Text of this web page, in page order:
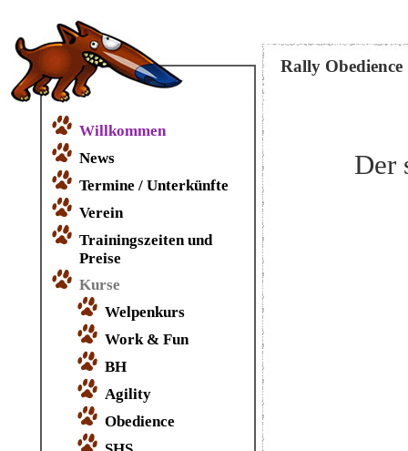
Willkommen
News
Termine / Unterkünfte
Verein
Trainingszeiten und
Preise
Kurse
Welpenkurs
Work & Fun
BH
Agility
Obedience
Rally Obedience
Der